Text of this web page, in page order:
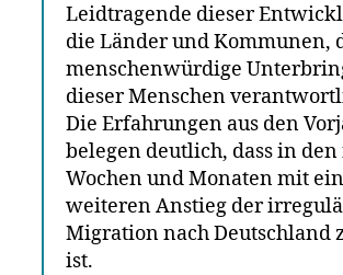
Leidtragende dieser
die Länder und Kommunen,
menschenwürdige
dieser Menschen
Die Erfahrungen aus den
belegen deutlich, dass in den
Wochen und Monaten mit
weiteren Anstieg der
Migration nach Deutschland
ist.